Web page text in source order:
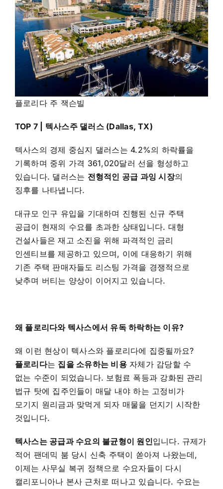
플로리다 주 잭슨빌
TOP 7 | 텍사스주 댈러스 (Dallas, TX)
텍사스의 경제 중심지 댈러스는 4.2%의 하락률을
기록하며 중위 가격 361,020달러 선을 형성하고
있습니다. 댈러스는 전형적인 공급 과잉 시장의
징후를 나타냅니다.
대규모 인구 유입을 기대하며 진행된 신규 주택
공급이 현재의 수요를 초과한 상태입니다. 대형
건설사들은 재고 소진을 위해 파격적인 금리
인센티브를 제공하고 있으며, 이에 대응하기 위해
기존 주택 판매자들도 리스팅 가격을 경쟁적으로
낮추며 버티는 양상이 이어지고 있습니다.
왜 플로리다와 텍사스에서 유독 하락하는 이유?
왜 이런 현상이 텍사스와 플로리다에 집중될까요?
플로리다는 집을 소유하는 비용자체가 감당할 수
없는 수준이 되었습니다. 보험료 폭등과 강화된 관리
법규 탓에 집주인들이 매달 내야 하는 고정비가
모기지 원리금과 맞먹게 되자 매물을 던지기 시작한
것입니다.
텍사스는 공급과 수요의 불균형이 원인입니다. 규제가
적어 팬데믹 붐 당시 신축 주택이 쏟아져 나왔는데,
이제는 사무실 복귀 정책으로 수요자들이 다시
캘리포니아나 본사 근처로 떠나고 있습니다. 수요는